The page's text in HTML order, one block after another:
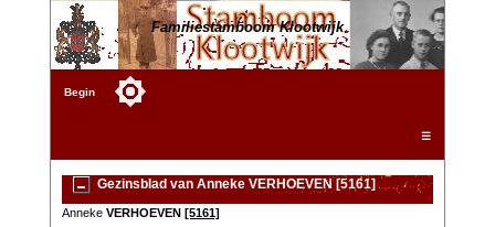
Familiestamboom Klootwijk
Begin
☰
Gezinsblad van Anneke VERHOEVEN [5161]
Anneke VERHOEVEN [5161]